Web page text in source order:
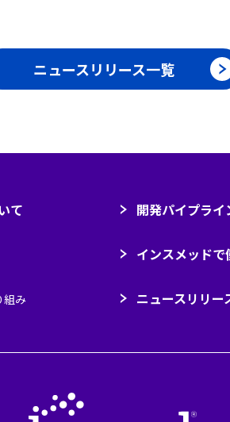
ニュースリリース一覧
て
組み
開発パイプライ
インスメッドで
ニュースリリー